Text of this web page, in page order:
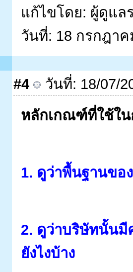
แก้ไขโดย: ผู้ดูแล
วันที่: 18 กรกฎาค
#4
วันที่: 18/07/
หลักเกณฑ์ที่ใช้ใน
1. ดูว่าพื้นฐานขอ
2. ดูว่าบริษัทนั้นมี
ยังไงบ้าง